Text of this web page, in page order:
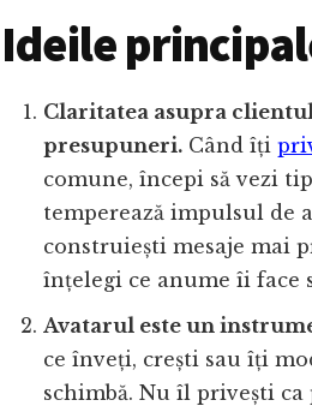
Ideile
Claritatea asupra
presupuneri. Când îți
comune, începi să vezi
temperează impulsul de
construiești mesaje mai
înțelegi ce anume îi face
Avatarul este un
ce înveți, crești sau îți
schimbă. Nu îl privești ca